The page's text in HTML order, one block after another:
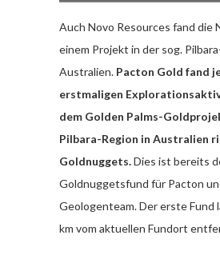
Auch Novo Resources fand die
einem Projekt in der sog.
Australien. Pacton Gold fand
erstmaligen
dem Golden Palms-
Pilbara-Region in Australien
Goldnuggets.Dies ist bereits
Goldnuggetsfund für Pacton
Geologenteam. Der erste Fund
km vom aktuellen Fundort